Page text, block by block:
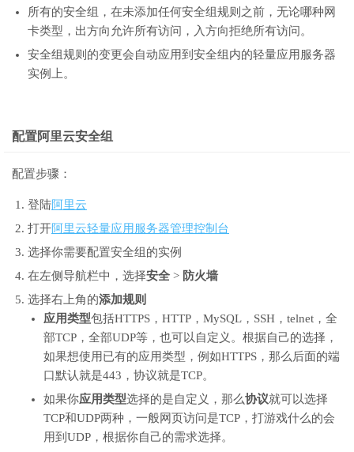
所有的安全组，在未添加任何安全组规则之前，无论哪种网
卡类型，出方向允许所有访问，入方向拒绝所有访问。
安全组规则的变更会自动应用到安全组内的轻量应用服务器
实例上。
配置阿里云安全组
配置步骤：
登陆阿里云
打开阿里云轻量应用服务器管理控制台
选择你需要配置安全组的实例
在左侧导航栏中，选择安全 > 防火墙
选择右上角的添加规则
应用类型包括HTTPS，HTTP，MySQL，SSH，telnet，全
部TCP，全部UDP等，也可以自定义。根据自己的选择，
如果想使用已有的应用类型，例如HTTPS，那么后面的端
口默认就是443，协议就是TCP。
如果你应用类型选择的是自定义，那么协议就可以选择
TCP和UDP两种，一般网页访问是TCP，打游戏什么的会
用到UDP，根据你自己的需求选择。